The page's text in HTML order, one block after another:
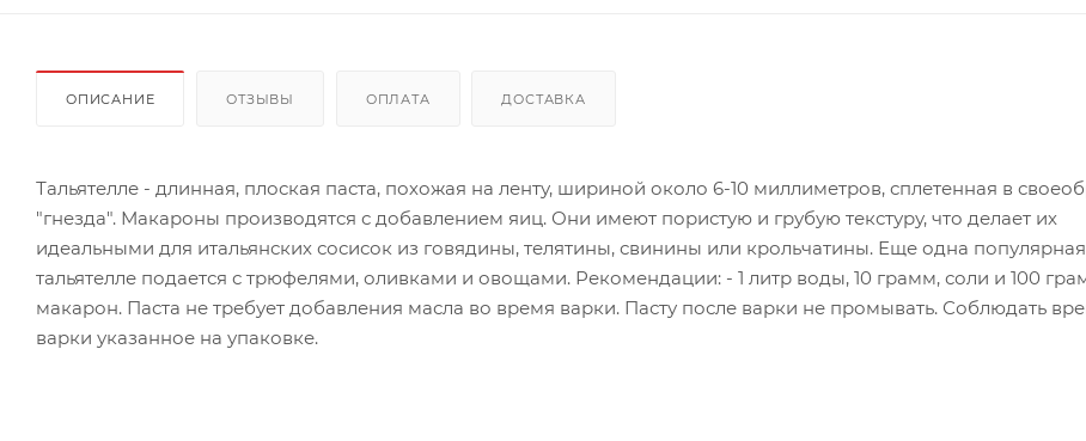
ОПИСАНИЕ ОТЗЫВЫ ОПЛАТА ДОСТАВКА
Тальятелле - длинная, плоская паста, похожая на ленту, шириной около 6-10 миллиметров, сплетенная в
"гнезда". Макароны производятся с добавлением яиц. Они имеют пористую и грубую текстуру, что делает их
идеальными для итальянских сосисок из говядины, телятины, свинины или крольчатины. Еще одна
тальятелле подается с трюфелями, оливками и овощами. Рекомендации: - 1 литр воды, 10 грамм, соли и 100
макарон. Паста не требует добавления масла во время варки. Пасту после варки не промывать. Соблюдать
варки указанное на упаковке.